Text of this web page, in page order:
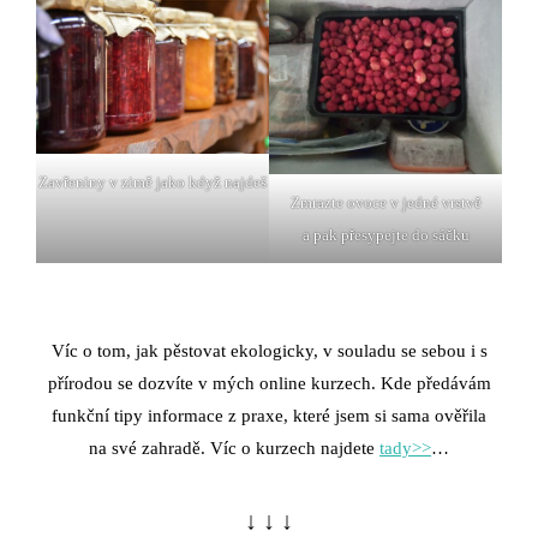
Zavřeniny v zimě jako když najdeš
Zmrazte ovoce v jedné vrstvě
a pak přesypejte do sáčku
Víc o tom, jak pěstovat ekologicky, v souladu se sebou i s
přírodou se dozvíte v mých online kurzech. Kde předávám
funkční tipy informace z praxe, které jsem si sama ověřila
na své zahradě. Víc o kurzech najdete tady>>…
↓ ↓ ↓